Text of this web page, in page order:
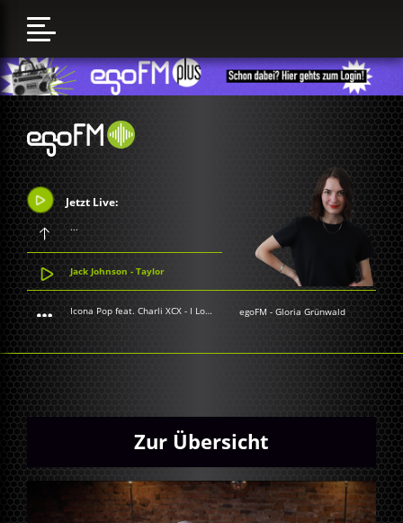
Jetzt Live:
...
Jack Johnson - Taylor
Icona Pop feat. Charli XCX - I Love It egoFM -Gloria Grünwald
Zur Übersicht